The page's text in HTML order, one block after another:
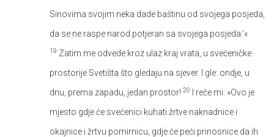
Sinovima svojim neka dade baštinu od svojega posjeda,
da se ne raspe narod potjeran sa svojega posjeda.’«
19 Zatim me odvede kroz ulaz kraj vrata, u svećeničke
prostorije Svetišta što gledaju na sjever. I gle: ondje, u
dnu, prema zapadu, jedan prostor! 20
I reče mi: »Ovo je
mjesto gdje će svećenici kuhati žrtve naknadnice i
okajnice i žrtvu pomirnicu, gdje će peći prinosnice da ih